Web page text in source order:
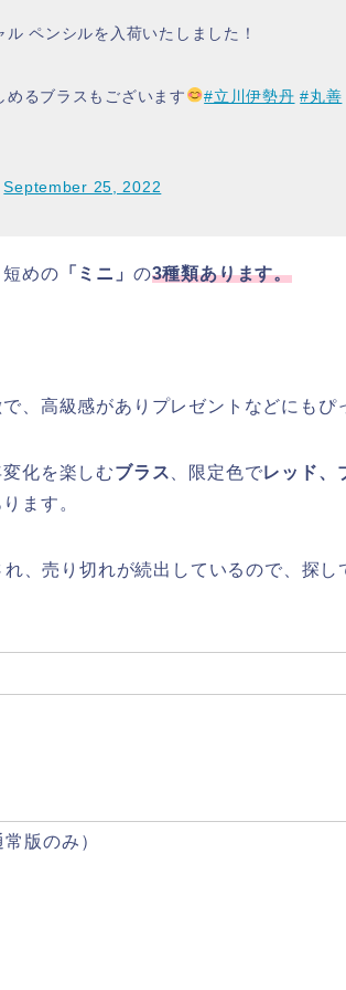
ペンシルを入荷いたしました！
るブラスもございます #立川伊勢丹 #丸善
September 25, 2022
短めの 「ミニ」 の3種類あります。
、高級感がありプレゼントなどにもぴ
化を楽しむブラス 、限定色でレッド、
ます。
、売り切れが続出しているので、探し
版のみ）